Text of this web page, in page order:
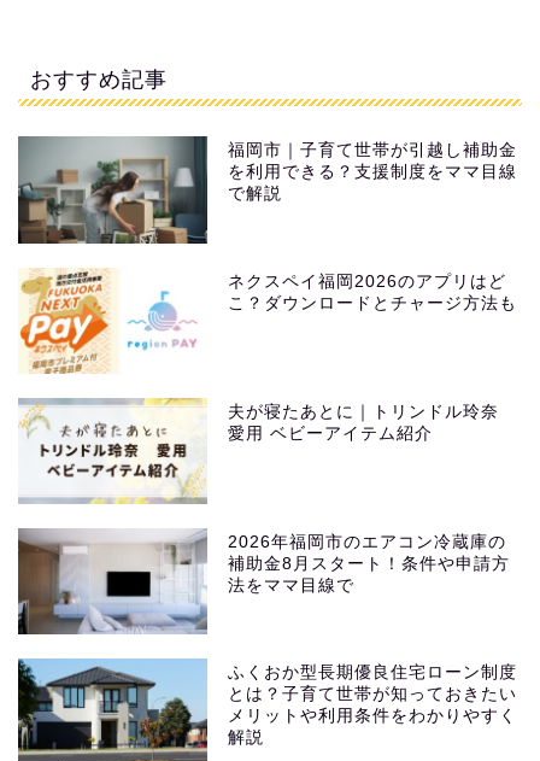
おすすめ記事
福岡市｜子育て世帯が引越し補助金
を利用できる？支援制度をママ目線
で解説
ネクスペイ福岡2026のアプリはど
こ？ダウンロードとチャージ方法も
夫が寝たあとに｜トリンドル玲奈
愛用 ベビーアイテム紹介
2026年福岡市のエアコン冷蔵庫の
補助金8月スタート！条件や申請方
法をママ目線で
ふくおか型長期優良住宅ローン制度
とは？子育て世帯が知っておきたい
メリットや利用条件をわかりやすく
解説